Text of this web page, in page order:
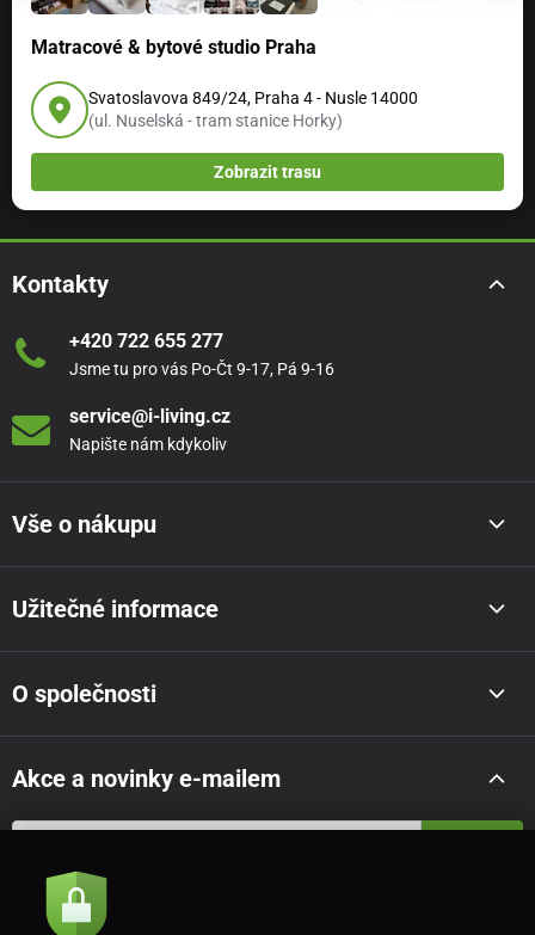
Matracové & bytové studio Praha
Svatoslavova 849/24, Praha 4 - Nusle 14000
(ul. Nuselská - tram stanice Horky)
Zobrazit trasu
Kontakty
+420 722 655 277
Jsme tu pro vás Po-Čt 9-17, Pá 9-16
service@i-living.cz
Napište nám kdykoliv
Vše o nákupu
Užitečné informace
O společnosti
Akce a novinky e-mailem
Souhlasím se